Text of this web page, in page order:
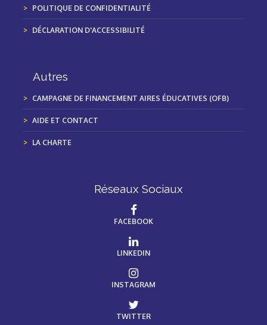
POLITIQUE DE CONFIDENTIALITÉ
DÉCLARATION D'ACCESSIBILITÉ
Autres
CAMPAGNE DE FINANCEMENT AIRES ÉDUCATIVES (OFB)
AIDE ET CONTACT
LA CHARTE
Réseaux Sociaux
FACEBOOK
LINKEDIN
INSTAGRAM
TWITTER